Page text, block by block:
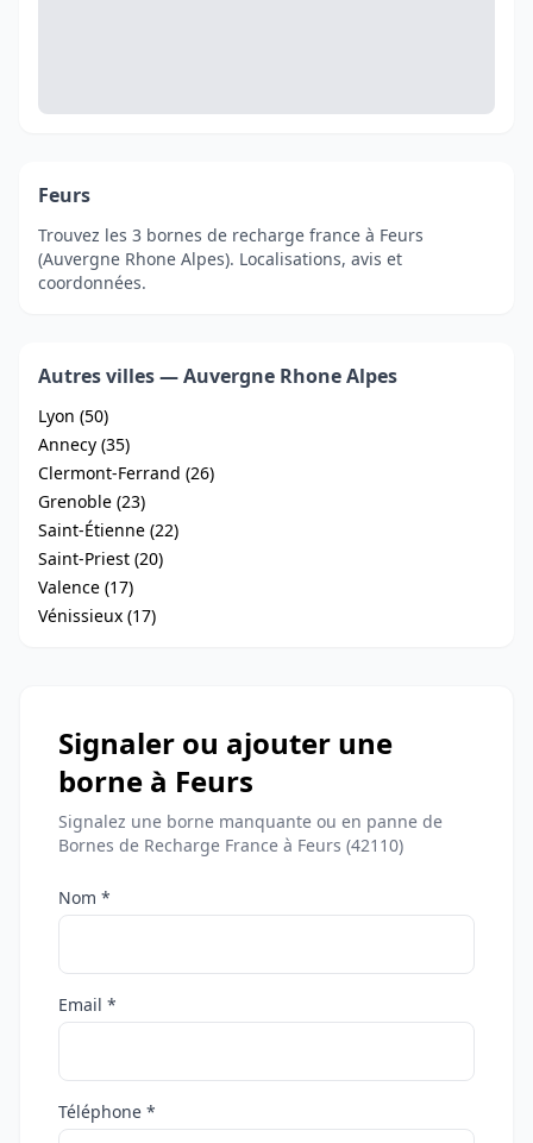
Feurs
Trouvez les 3 bornes de recharge france à Feurs
(Auvergne Rhone Alpes). Localisations, avis et
coordonnées.
Autres villes — Auvergne Rhone Alpes
Lyon (50)
Annecy (35)
Clermont-Ferrand (26)
Grenoble (23)
Saint-Étienne (22)
Saint-Priest (20)
Valence (17)
Vénissieux (17)
Signaler ou ajouter une
borne à Feurs
Signalez une borne manquante ou en panne de
Bornes de Recharge France à Feurs (42110)
Nom *
Email *
Téléphone *